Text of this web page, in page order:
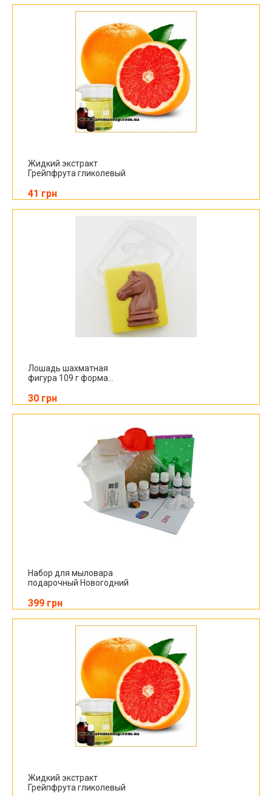
Жидкий экстракт
Грейпфрута гликолевый
41 грн
Лошадь шахматная
фигура 109 г форма...
30 грн
Набор для мыловара
подарочный Новогодний
399 грн
Жидкий экстракт
Грейпфрута гликолевый